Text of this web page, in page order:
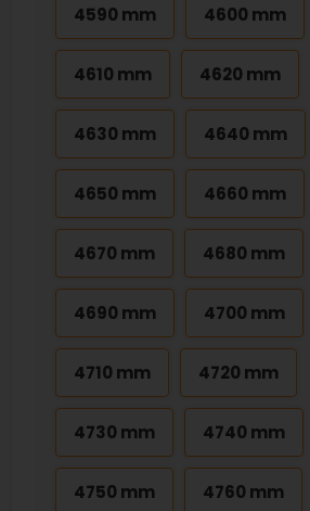
4590 mm 4600 mm
4610 mm 4620 mm
4630 mm 4640 mm
4650 mm 4660 mm
4670 mm 4680 mm
4690 mm 4700 mm
4710 mm 4720 mm
4730 mm 4740 mm
4750 mm 4760 mm